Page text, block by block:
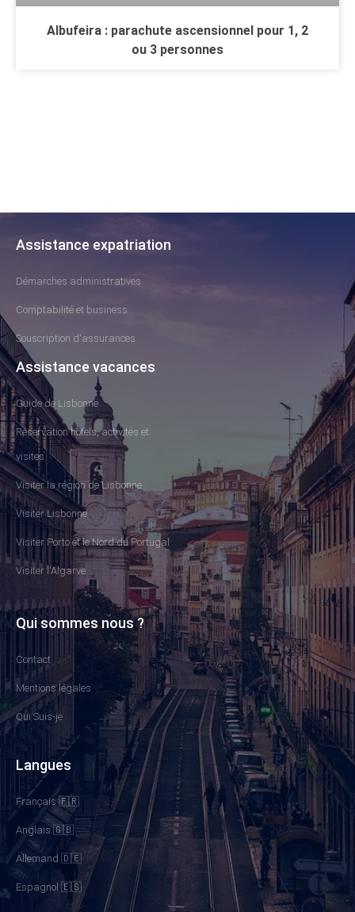
Albufeira : parachute ascensionnel pour 1, 2
ou 3 personnes
Assistance expatriation
Démarches administratives
Comptabilité et business
Souscription d'assurances
Assistance vacances
Guide de Lisbonne
Réservation hôtels, activités et
visites
Visiter la région de Lisbonne
Visiter Lisbonne
Visiter Porto et le Nord du Portugal
Visiter l'Algarve
Qui sommes nous ?
Contact
Mentions légales
Qui Suis-je
Langues
Français 🇫🇷
Anglais 🇬🇧
Allemand 🇩🇪
Espagnol 🇪🇸